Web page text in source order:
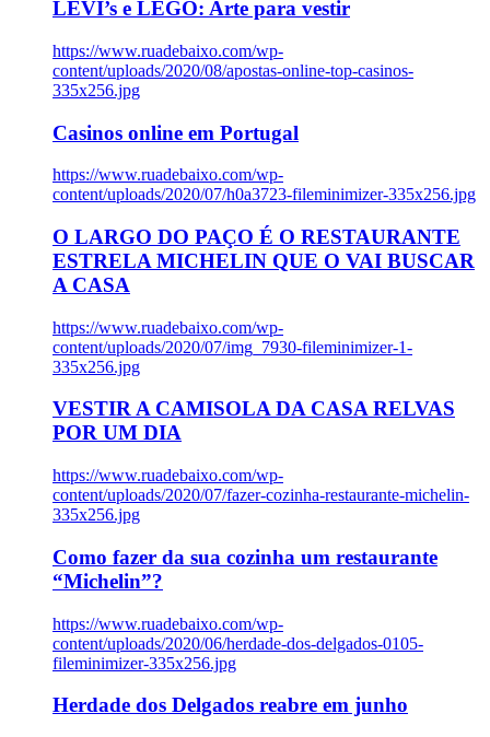
LEVI’s e LEGO: Arte para vestir
https://www.ruadebaixo.com/wp-
content/uploads/2020/08/apostas-online-top-casinos-
335x256.jpg
Casinos online em Portugal
https://www.ruadebaixo.com/wp-
content/uploads/2020/07/h0a3723-fileminimizer-335x256.jpg
O LARGO DO PAÇO É O RESTAURANTE
ESTRELA MICHELIN QUE O VAI BUSCAR
A CASA
https://www.ruadebaixo.com/wp-
content/uploads/2020/07/img_7930-fileminimizer-1-
335x256.jpg
VESTIR A CAMISOLA DA CASA RELVAS
POR UM DIA
https://www.ruadebaixo.com/wp-
content/uploads/2020/07/fazer-cozinha-restaurante-michelin-
335x256.jpg
Como fazer da sua cozinha um restaurante
“Michelin”?
https://www.ruadebaixo.com/wp-
content/uploads/2020/06/herdade-dos-delgados-0105-
fileminimizer-335x256.jpg
Herdade dos Delgados reabre em junho